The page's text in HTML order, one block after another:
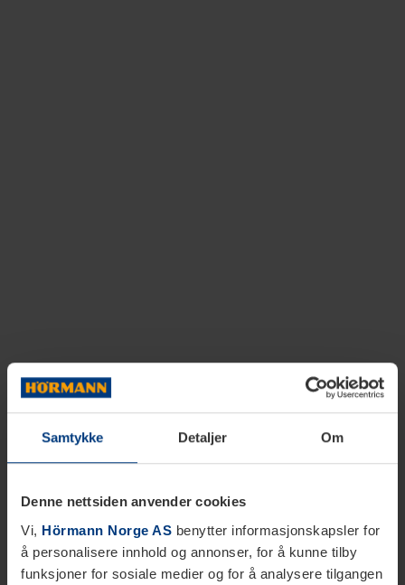
Samtykke Detaljer Om
Denne nettsiden anvender cookies
Vi, Hörmann Norge AS benytter informasjonskapsler for
å personalisere innhold og annonser, for å kunne tilby
funksjoner for sosiale medier og for å analysere tilgangen